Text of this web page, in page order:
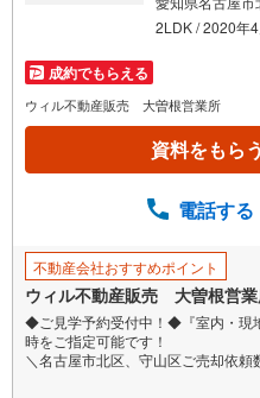
2LDK / 2020年4
成約でもらえる
ウィル不動産販売 大曽根営業所
資料をもらう
電話する
不動産会社おすすめポイント
ウィル不動産販売 大曽根営
◆ご見学予約受付中！◆『室内・現
時をご指定可能です！
＼名古屋市北区、守山区ご売却依
名古屋市北区、守山区の直接のご